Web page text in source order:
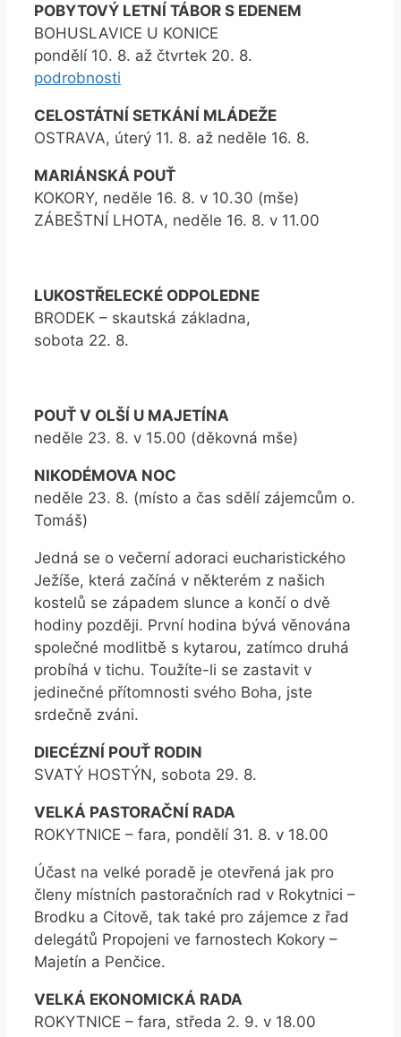
POBYTOVÝ LETNÍ TÁBOR S EDENEM
BOHUSLAVICE U KONICE
pondělí 10. 8. až čtvrtek 20. 8.
podrobnosti
CELOSTÁTNÍ SETKÁNÍ MLÁDEŽE
OSTRAVA, úterý 11. 8. až neděle 16. 8.
MARIÁNSKÁ POUŤ
KOKORY, neděle 16. 8. v 10.30 (mše)
ZÁBEŠTNÍ LHOTA, neděle 16. 8. v 11.00
LUKOSTŘELECKÉ ODPOLEDNE
BRODEK – skautská základna,
sobota 22. 8.
POUŤ V OLŠÍ U MAJETÍNA
neděle 23. 8. v 15.00 (děkovná mše)
NIKODÉMOVA NOC
neděle 23. 8. (místo a čas sdělí zájemcům o.
Tomáš)
Jedná se o večerní adoraci eucharistického
Ježíše, která začíná v některém z našich
kostelů se západem slunce a končí o dvě
hodiny později. První hodina bývá věnována
společné modlitbě s kytarou, zatímco druhá
probíhá v tichu. Toužíte-li se zastavit v
jedinečné přítomnosti svého Boha, jste
srdečně zváni.
DIECÉZNÍ POUŤ RODIN
SVATÝ HOSTÝN, sobota 29. 8.
VELKÁ PASTORAČNÍ RADA
ROKYTNICE – fara, pondělí 31. 8. v 18.00
Účast na velké poradě je otevřená jak pro
členy místních pastoračních rad v Rokytnici –
Brodku a Citově, tak také pro zájemce z řad
delegátů Propojeni ve farnostech Kokory –
Majetín a Penčice.
VELKÁ EKONOMICKÁ RADA
ROKYTNICE – fara, středa 2. 9. v 18.00